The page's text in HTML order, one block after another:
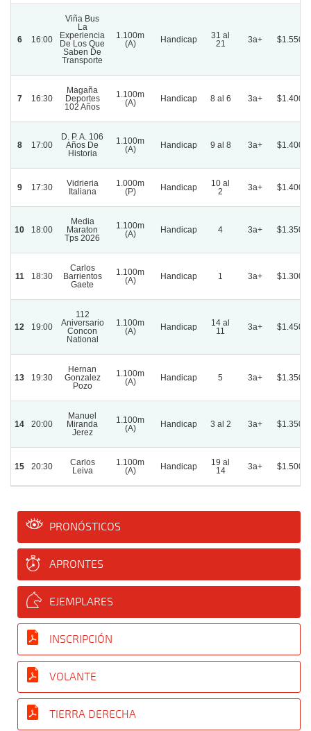
6 16:00
Viña Bus
La
Experiencia
De Los Que
Saben De
Transporte
1.100m
(A)
Handicap
31 al
21
3a+
7 16:30
Magaña
Deportes
102 Años
1.100m
(A)
Handicap 8 al 6 3a+
8 17:00
D. P. A. 106
Años De
Historia
1.100m
(A)
Handicap 9 al 8 3a+
9 17:30
Vidrieria
Italiana
1.000m
(P)
Handicap
10 al
2
3a+
10 18:00
Media
Maraton
Tps 2026
1.100m
(A)
Handicap 4 3a+
11 18:30
Carlos
Barrientos
Gaete
1.100m
(A)
Handicap 1 3a+
12 19:00
112
Aniversario
Concon
National
1.100m
(A)
Handicap
14 al
11
3a+
13 19:30
Hernan
Gonzalez
Pozo
1.100m
(A)
Handicap 5 3a+
14 20:00
Manuel
Miranda
Jerez
1.100m
(A)
Handicap 3 al 2 3a+
15 20:30
Carlos
Leiva
1.100m
(A)
Handicap
19 al
14
3a+
PRONÓSTICOS
APRONTES
EJEMPLARES
INSCRIPCIÓN
VOLANTE
TIERRA DERECHA